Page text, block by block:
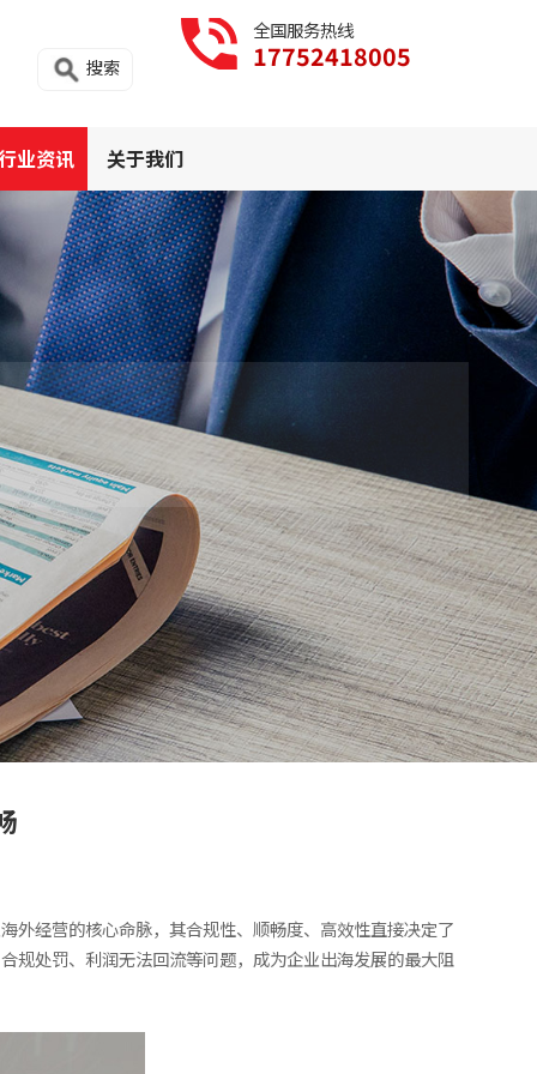
全国服务热线
17752418005
搜索
业资讯 关于我们
外经营的核心命脉，其合规性、顺畅度、高效性直接决定了
规处罚、利润无法回流等问题，成为企业出海发展的最大阻